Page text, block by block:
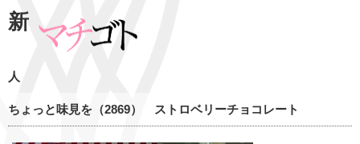
新
人
ちょっと味見を（2869） ストロベリーチョコレート